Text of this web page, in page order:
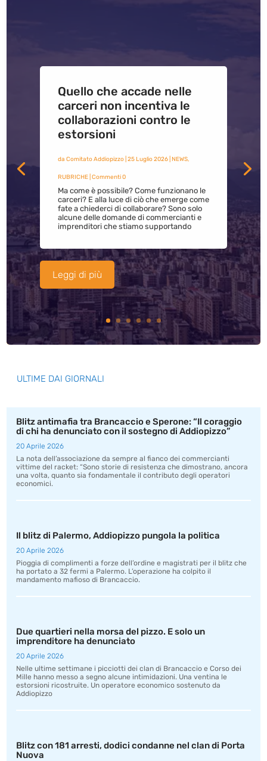
Quello che accade nelle
carceri non incentiva le
collaborazioni contro le
estorsioni
da Comitato Addiopizzo| 25 Luglio 2026| NEWS,
RUBRICHE| Commenti 0
Ma come è possibile? Come funzionano le
carceri? E alla luce di ciò che emerge come
fate a chiederci di collaborare? Sono solo
alcune delle domande di commercianti e
imprenditori che stiamo supportando
Leggi di più
ULTIME DAI GIORNALI
Blitz antimafia tra Brancaccio e Sperone: “Il coraggio
di chi ha denunciato con il sostegno di Addiopizzo”
20 Aprile 2026
La nota dell’associazione da sempre al fianco dei commercianti
vittime del racket: “Sono storie di resistenza che dimostrano, ancora
una volta, quanto sia fondamentale il contributo degli operatori
economici.
Il blitz di Palermo, Addiopizzo pungola la politica
20 Aprile 2026
Pioggia di complimenti a forze dell’ordine e magistrati per il blitz che
ha portato a 32 fermi a Palermo. L’operazione ha colpito il
mandamento mafioso di Brancaccio.
Due quartieri nella morsa del pizzo. E solo un
imprenditore ha denunciato
20 Aprile 2026
Nelle ultime settimane i picciotti dei clan di Brancaccio e Corso dei
Mille hanno messo a segno alcune intimidazioni. Una ventina le
estorsioni ricostruite. Un operatore economico sostenuto da
Addiopizzo
Blitz con 181 arresti, dodici condanne nel clan di Porta
Nuova